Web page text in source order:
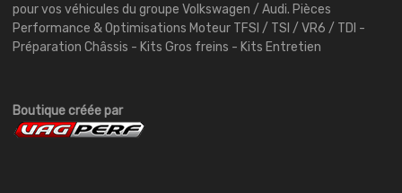
pour vos véhicules du groupe Volkswagen / Audi. Pièces
Performance & Optimisations Moteur TFSI / TSI / VR6 / TDI -
Préparation Châssis - Kits Gros freins - Kits Entretien
Boutique créée par